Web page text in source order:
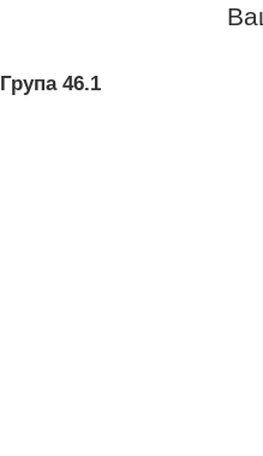
Група 46.1